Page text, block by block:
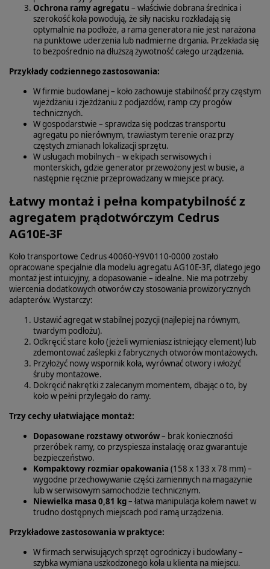
Ochrona ramy agregatu – właściwie dobrana średnica i
szerokość koła powodują, że siły nacisku rozkładają się
optymalnie na podłoże, a rama generatora nie jest narażona
na punktowe uderzenia lub nadmierne drgania. Przekłada się
to bezpośrednio na dłuższą żywotność całego urządzenia.
Przykłady codziennego zastosowania:
W firmie budowlanej – koło zachowuje stabilność przy częstym
wjeżdżaniu i zjeżdżaniu z podjazdów, ramp czy progów
technicznych.
W gospodarstwie – sprawdza się podczas transportu
agregatu po nierównym, trawiastym terenie oraz przy
częstych zmianach lokalizacji sprzętu.
W usługach mobilnych – w ekipach serwisowych i
monterskich, gdzie generator przewożony jest w busie, a
następnie ręcznie przeprowadzany w miejsce pracy.
Łatwy montaż i pełna kompatybilność z
agregatem prądotwórczym Cedrus
AG10E-3F
Koło transportowe Cedrus 40060‑Y9V0110‑0000 zostało
opracowane specjalnie dla modelu agregatu AG10E‑3F, dlatego jego
montaż jest intuicyjny, a dopasowanie – idealne. Nie ma potrzeby
wiercenia dodatkowych otworów czy stosowania prowizorycznych
adapterów. Wystarczy:
Ustawić agregat w stabilnej pozycji (najlepiej na równym,
twardym podłożu).
Odkręcić stare koło (jeżeli wymieniasz istniejący element) lub
zdemontować zaślepki z fabrycznych otworów montażowych.
Przyłożyć nowy wspornik koła, wyrównać otwory i włożyć
śruby montażowe.
Dokręcić nakrętki z zalecanym momentem, dbając o to, by
koło w pełni przylegało do ramy.
Trzy cechy ułatwiające montaż:
Dopasowane rozstawy otworów– brak konieczności
przeróbek ramy, co przyspiesza instalację oraz gwarantuje
bezpieczeństwo.
Kompaktowy rozmiar opakowania (158 x 133 x 78 mm) –
wygodne przechowywanie części zamiennych na magazynie
lub w serwisowym samochodzie technicznym.
Niewielka masa 0,81 kg– łatwa manipulacja kołem nawet w
trudno dostępnych miejscach pod ramą urządzenia.
Przykładowe zastosowania w praktyce:
W firmach serwisujących sprzęt ogrodniczy i budowlany –
szybka wymiana uszkodzonego koła u klienta na miejscu.